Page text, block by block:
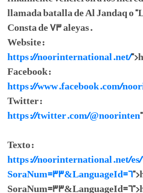
llamada batalla de Al Jandaq o
Consta de 73 aleyas.
Website:
https://noorinternational.net/
Facebook:
https://www.facebook.com/
Twitter:
https://twitter.com/@noorinten
Texto:
https://noorinternational.net/
SoraNum=33&LanguageId=6